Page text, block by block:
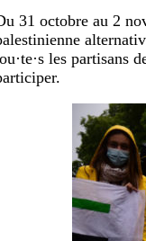
31 octobre au 2
les partisans